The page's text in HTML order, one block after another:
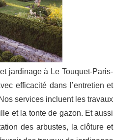
jardinage à Le Touquet-Paris-
efficacité dans l’entretien et
services incluent les travaux
et la tonte de gazon. Et aussi
des arbustes, la clôture et